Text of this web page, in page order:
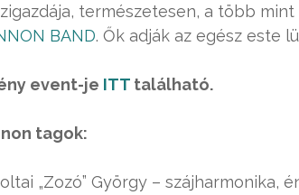
természetesen, a több
BAND. Ők adják az egész este
event-je ITT található.
tagok:
„Zozó” György – szájharmonika,